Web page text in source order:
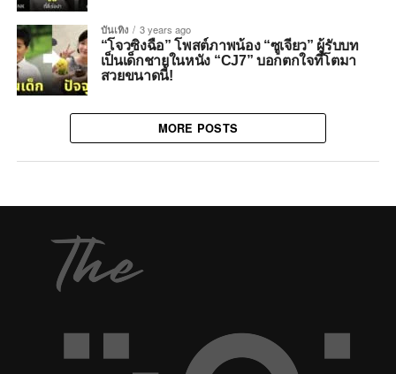
บันเทิง 3 years ago
“โจวซิงฉือ” โพสต์ภาพน้อง “ซูเจียว” ผู้รับบท
เป็นเด็กชายในหนัง “CJ7” บอกตกใจที่โตมา
สวยขนาดนี้!
MORE POSTS